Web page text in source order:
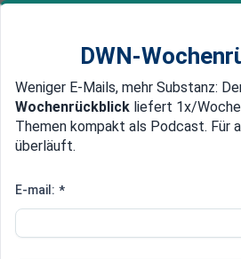
Newsticker MEIN DWN:
Edelmetalle DWN-Magazin
Spanien bereits bei 24,3 Prozent
Rekord-
Eurozone
DWN-
Weniger E-Mails, mehr Substanz:
Wochenrückblick liefert 1x/
Themen kompakt als Podcast. Für
überläuft.
E-mail: *